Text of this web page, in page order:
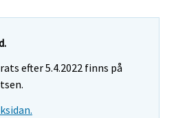
efter 5.4.2022 finns på